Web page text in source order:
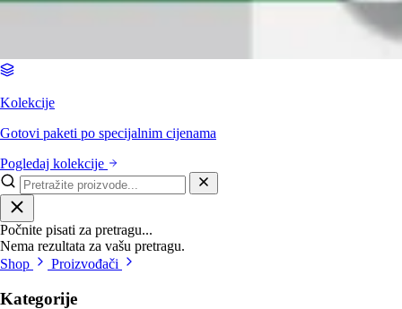
Kolekcije
Gotovi paketi po specijalnim cijenama
Pogledaj kolekcije
Počnite pisati za pretragu...
Nema rezultata za vašu pretragu.
Shop
Proizvođači
Kategorije